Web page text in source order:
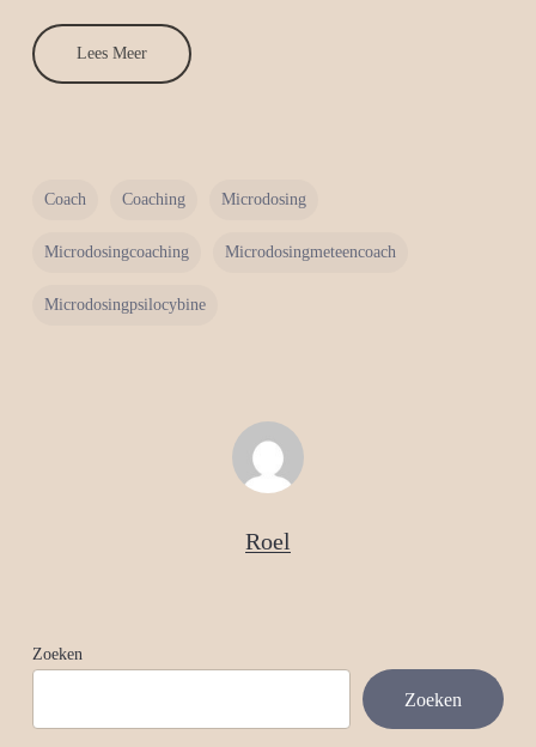
Lees Meer
Coach Coaching Microdosing
Microdosingcoaching Microdosingmeteencoach
Microdosingpsilocybine
Roel
Zoeken
Zoeken